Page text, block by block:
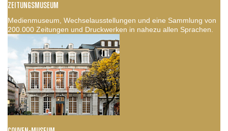
ZEITUNGSMUSEUM
Medienmuseum, Wechselausstellungen und eine Sammlung von
200.000 Zeitungen und Druckwerken in nahezu allen Sprachen.